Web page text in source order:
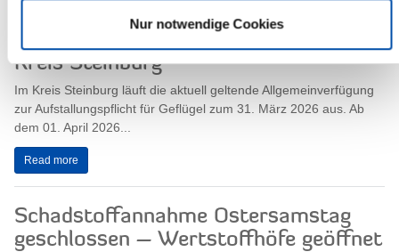
Nur notwendige Cookies
Kreis Steinburg
Im Kreis Steinburg läuft die aktuell geltende Allgemeinverfügung
zur Aufstallungspflicht für Geflügel zum 31. März 2026 aus. Ab
dem 01. April 2026...
Read more
Schadstoffannahme Ostersamstag
geschlossen – Wertstoffhöfe geöffnet